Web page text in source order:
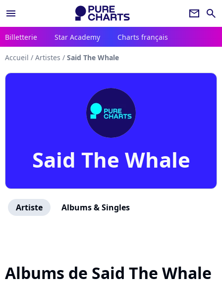
menu newsletter search
Billetterie Star Academy Charts français
Accueil / Artistes / Said The Whale
Said The Whale
Artiste Albums & Singles
Albums de Said The Whale